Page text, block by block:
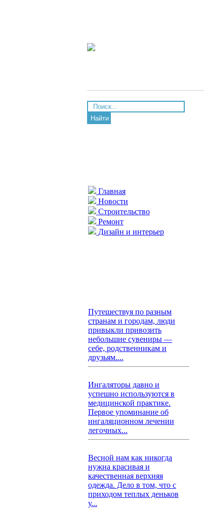
Найти
Главная
Новости
Строительство
Ремонт
Дизайн и интерьер
Путешествуя по разным
странам и городам, люди
привыкли привозить
небольшие сувениры —
себе, родственникам и
друзьям....
Ингаляторы давно и
успешно используются в
медицинской практике.
Первое упоминание об
ингаляционном лечении
легочных...
Весной нам как никогда
нужна красивая и
качественная верхняя
одежда. Дело в том, что с
приходом теплых деньков
у...